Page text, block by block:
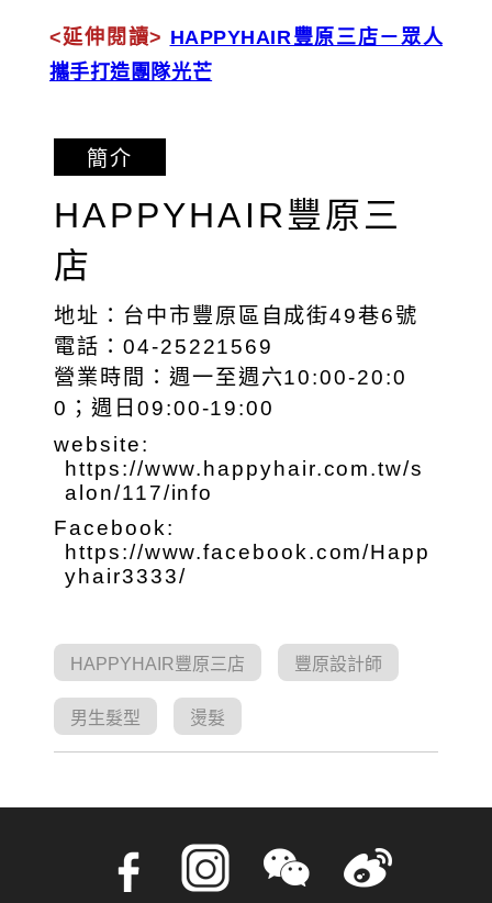
<延伸閱讀> HAPPYHAIR豐原三店－眾人
攜手打造團隊光芒
簡介
HAPPYHAIR豐原三
店
地址：台中市豐原區自成街49巷6號
電話：04-25221569
營業時間：週一至週六10:00-20:0
0；週日09:00-19:00
website:
https://www.happyhair.com.tw/s
alon/117/info
Facebook:
https://www.facebook.com/Happ
yhair3333/
HAPPYHAIR豐原三店 豐原設計師
男生髮型 燙髮